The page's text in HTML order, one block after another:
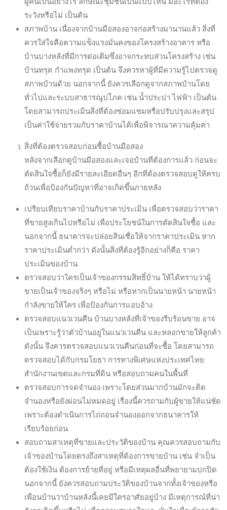
ระวังหรือไม่ เป็นต้น
สภาพบ้าน เนื่องจากบ้านมือสองอาจก่อสร้างมานานแล้ว สิ่งที่
ควรใส่ใจคือความแข็งแรงมั่นคงของโครงสร้างอาคาร หรือ
บ้านบางหลังที่มีการต่อเติมซึ่งอาจกระทบส่วนโครงสร้าง เช่น
บ้านทรุด กำแพงทรุด เป็นต้น จึงควรหาผู้ที่มีความรู้ไปตรวจดู
สภาพบ้านด้วย นอกจากนี้ ยังควรเลือกดูจากสภาพบ้านโดย
ทั่วไปและระบบสาธารณูปโภค เช่น น้ำประปา ไฟฟ้า เป็นต้น
โดยสามารถประเมินสิ่งที่ต้องซ่อมแซมหรือปรับปรุงและสรุป
เป็นค่าใช้จ่ายรวมกับราคาบ้านได้เพื่อพิจารณาความคุ้มค่า
สิ่งที่ต้องตรวจสอบก่อนซื้อบ้านมือสอง
หลังจากเลือกดูบ้านมือสองและเจอบ้านที่ต้องการแล้ว ก่อนจะ
ตัดสินใจซื้อก็ยังมีรายละเอียดอื่นๆ อีกที่ต้องตรวจสอบดูให้ครบ
ถ้วนเพื่อป้องกันปัญหาที่อาจเกิดขึ้นภายหลัง
เปรียบเทียบราคาบ้านกับราคาประเมิน เพื่อตรวจสอบว่าราคา
ที่ขายสูงเกินไปหรือไม่ เพื่อประโยชน์ในการตัดสินใจซื้อ และ
นอกจากนี้ ธนาคารจะปล่อยสินเชื่อให้จากราคาประเมิน หาก
ราคาประเมินต่ำกว่า ดังนั้นสิ่งที่ต้องรู้อีกอย่างก็คือ ราคา
ประเมินของบ้าน
ตรวจสอบว่าใครเป็นเจ้าของกรรมสิทธิ์บ้าน ให้ได้ทราบว่าผู้
ขายเป็นเจ้าของจริงๆ หรือไม่ หรือหากเป็นนายหน้า นายหน้า
กำลังขายให้ใคร เพื่อป้องกันการแอบอ้าง
ตรวจสอบแนวเวนคืน บ้านบางหลังที่เจ้าของรีบร้อนขาย อาจ
เป็นเพราะรู้ว่าตัวบ้านอยู่ในแนวเวนคืน และหลอกขายให้ลูกค้า
ดังนั้น จึงควรตรวจสอบแนวเวนคืนก่อนที่จะซื้อ โดยสามารถ
ตรวจสอบได้กับกรมโยธา การทางพิเศษแห่งประเทศไทย
สำนักงานเขตและกรมที่ดิน หรือสอบถามคนในพื้นที่
ตรวจสอบการจดจำนอง เพราะโดยส่วนมากบ้านมักจะติด
จำนองหรือยังผ่อนไม่หมดอยู่ เรื่องนี้ควรถามกับผู้ขายให้แน่ชัด
เพราะต้องดำเนินการไถ่ถอนจำนองออกจากธนาคารให้
เรียบร้อยก่อน
สอบถามสาเหตุที่ขายและประวัติของบ้าน คุณควรสอบถามกับ
เจ้าของบ้านโดยตรงถึงสาเหตุที่ต้องการขายบ้าน เช่น จำเป็น
ต้องใช้เงิน ต้องการย้ายที่อยู่ หรือมีเหตุผลอื่นที่พยายามปกปิด
นอกจากนี้ ยังควรสอบถามประวัติของบ้านจากทั้งเจ้าของหรือ
เพื่อนบ้านว่าบ้านหลังนี้เคยมีใครอาศัยอยู่บ้าง มีเหตุการณ์ที่น่า